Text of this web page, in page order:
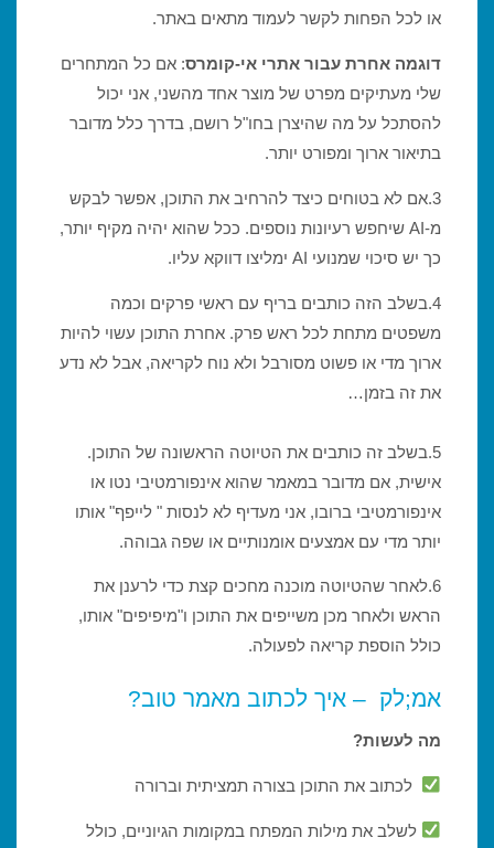
או לכל הפחות לקשר לעמוד מתאים באתר.
דוגמה אחרת עבור אתרי אי-קומרס: אם כל המתחרים
שלי מעתיקים מפרט של מוצר אחד מהשני, אני יכול
להסתכל על מה שהיצרן בחו"ל רושם, בדרך כלל מדובר
בתיאור ארוך ומפורט יותר.
3.אם לא בטוחים כיצד להרחיב את התוכן, אפשר לבקש
מ-AI שיחפש רעיונות נוספים. ככל שהוא יהיה מקיף יותר,
כך יש סיכוי שמנועי AI ימליצו דווקא עליו.
4.בשלב הזה כותבים בריף עם ראשי פרקים וכמה
משפטים מתחת לכל ראש פרק. אחרת התוכן עשוי להיות
ארוך מדי או פשוט מסורבל ולא נוח לקריאה, אבל לא נדע
את זה בזמן…
5.בשלב זה כותבים את הטיוטה הראשונה של התוכן.
אישית, אם מדובר במאמר שהוא אינפורמטיבי נטו או
אינפורמטיבי ברובו, אני מעדיף לא לנסות " לייפף" אותו
יותר מדי עם אמצעים אומנותיים או שפה גבוהה.
6.לאחר שהטיוטה מוכנה מחכים קצת כדי לרענן את
הראש ולאחר מכן משייפים את התוכן ו"מיפיפים" אותו,
כולל הוספת קריאה לפעולה.
אמ;לק – איך לכתוב מאמר טוב?
מה לעשות?
לכתוב את התוכן בצורה תמציתית וברורה
לשלב את מילות המפתח במקומות הגיוניים, כולל